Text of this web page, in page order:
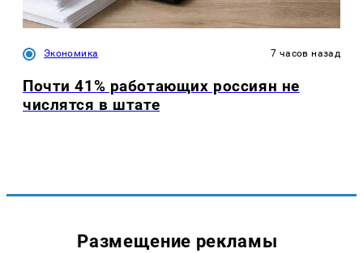
Экономика 7 часов назад
Почти 41% работающих россиян не
числятся в штате
Размещение рекламы